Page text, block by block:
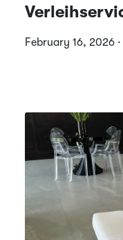
February 16, 2026